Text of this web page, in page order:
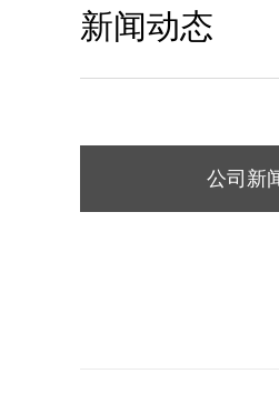
新闻动态
公司新